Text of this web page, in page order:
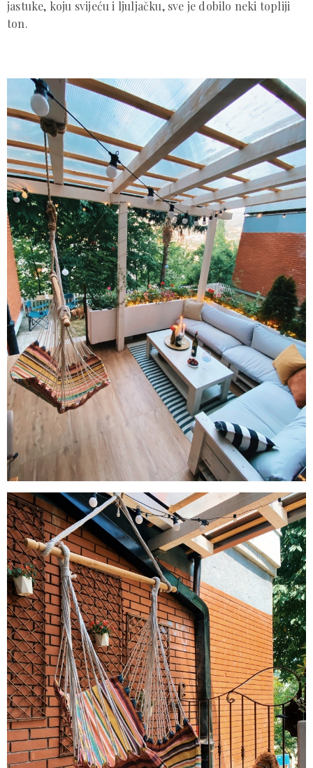
jastuke, koju svijeću i ljuljačku, sve je dobilo neki topliji
ton.